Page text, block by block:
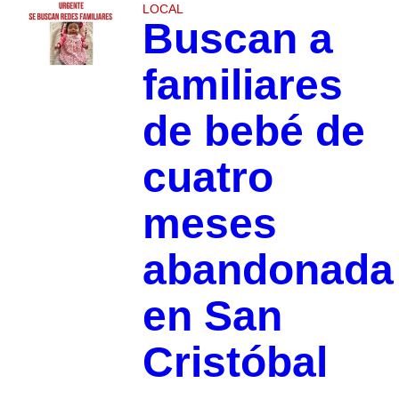
LOCAL
Buscan a
familiares
de bebé de
cuatro
meses
abandonada
en San
Cristóbal